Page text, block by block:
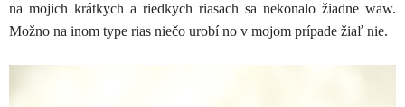
na mojich krátkych a riedkych riasach sa nekonalo žiadne waw.
Možno na inom type rias niečo urobí no v mojom prípade žiaľ nie.